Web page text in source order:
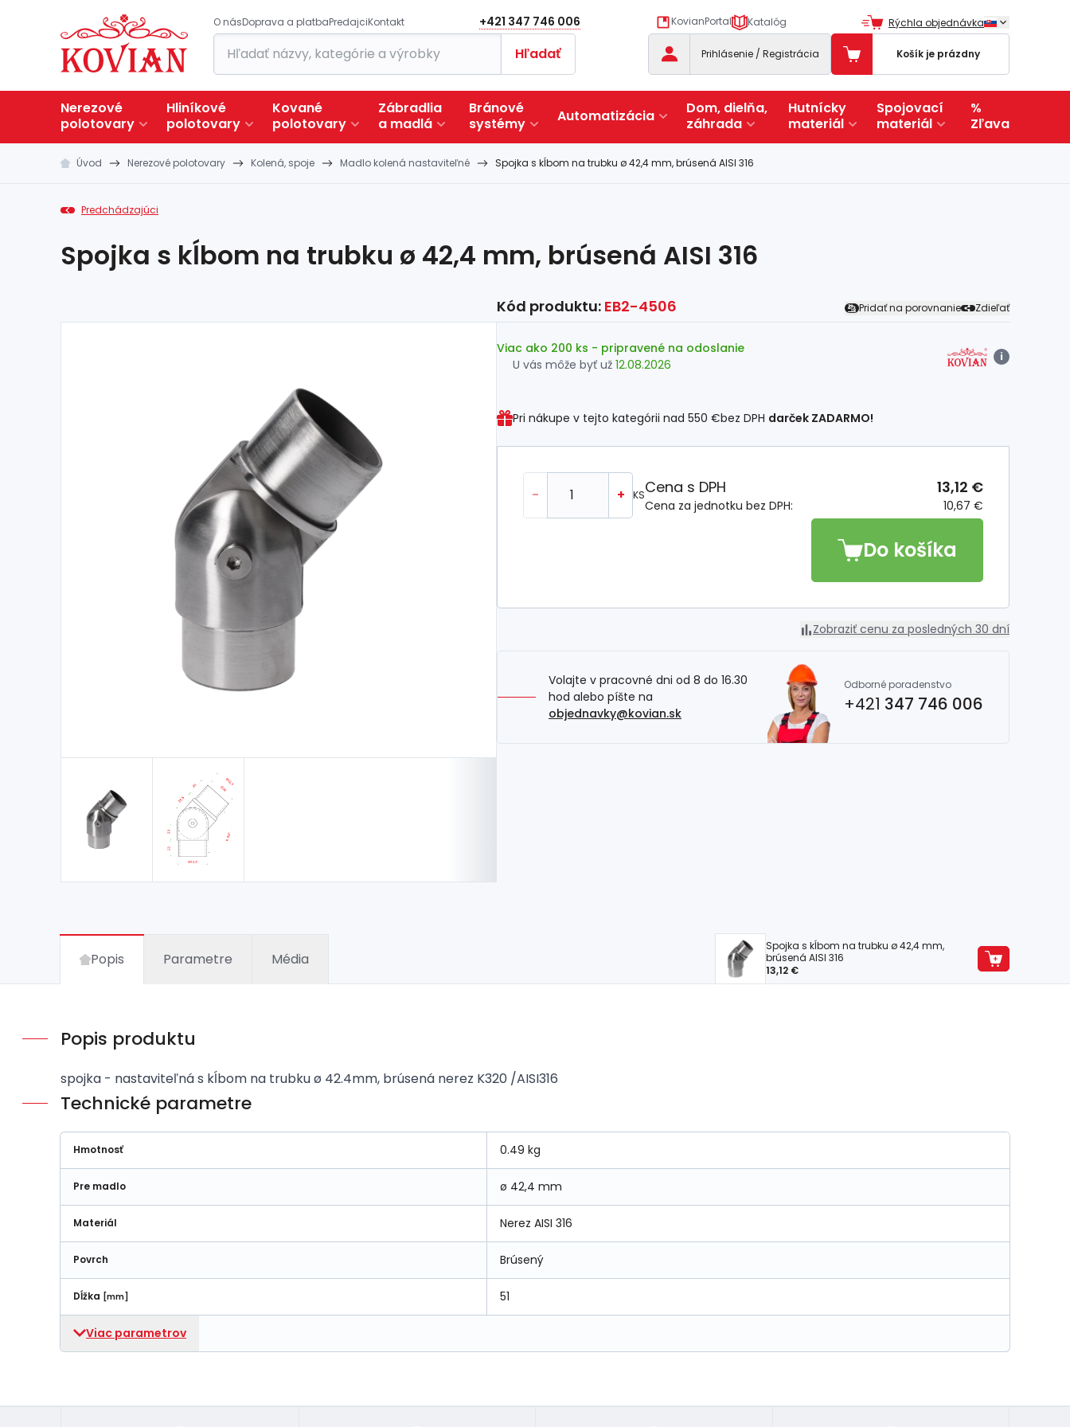
O násDoprava a platbaPredajciKontakt +421 347 746 006 KovianPortal Katalóg Rýchla objednávka
Hľadať Prihlásenie / Registrácia Košík je prázdny
Nerezové
polotovary
Hliníkové
polotovary
Kované
polotovary
Zábradlia
a madlá
Bránové
systémy
Automatizácia
Dom, dielňa,
záhrada
Hutnícky
materiál
Spojovací
materiál
%
Zľava
Úvod Nerezové polotovary Kolená, spoje Madlo kolená nastaviteľné Spojka s kĺbom na trubku ø 42,4 mm, brúsená AISI 316
Predchádzajúci
Spojka s kĺbom na trubku ø 42,4 mm, brúsená AISI 316
Kód produktu: EB2-4506 Pridať na porovnanie Zdieľať
Viac ako 200 ks - pripravené na odoslanie
U vás môže byť už 12.08.2026
i
Pri nákupe v tejto kategórii nad 550 €bez DPH darček ZADARMO!
- + KS
Cena za jednotku bez DPH: 10,67 €
Cena s DPH 13,12 €
Do košíka
Zobraziť cenu za posledných 30 dní
Volajte v pracovné dni od 8 do 16.30
hod alebo píšte na
objednavky@kovian.sk
Odborné poradenstvo
+421 347 746 006
Popis Parametre Média
Spojka s kĺbom na trubku ø 42,4 mm,
brúsená AISI 316
13,12 €
Popis produktu
spojka - nastaviteľná s kĺbom na trubku ø 42.4mm, brúsená nerez K320 /AISI316
Technické parametre
Hmotnosť 0.49 kg
Pre madlo ø 42,4 mm
Materiál Nerez AISI 316
Povrch Brúsený
Dĺžka [mm] 51
Viac parametrov